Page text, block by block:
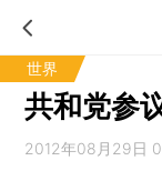
世界
共和党参
2012年08月29日